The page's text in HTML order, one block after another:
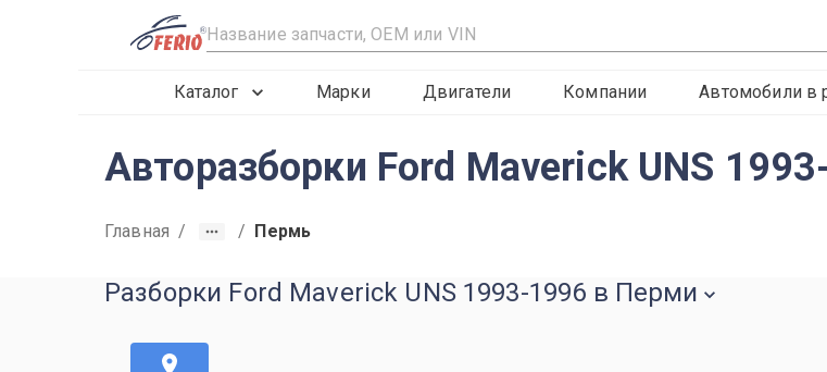
R
Каталог Марки Двигатели Компании Автомобили в
Авторазборки Ford Maverick UNS
Главная / / Пермь
Разборки Ford Maverick UNS 1993-1996 в Перми